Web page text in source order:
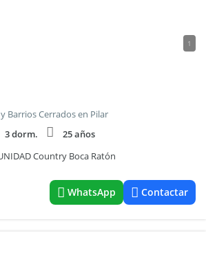
1
Barrios Cerrados en Pilar
3 dorm.
25 años
Country Boca Ratón
WhatsApp Contactar